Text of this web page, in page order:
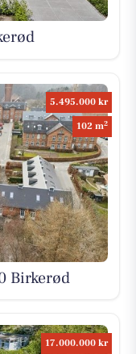
5.495.000 kr
102 m2
Birkerød
17.000.000 kr